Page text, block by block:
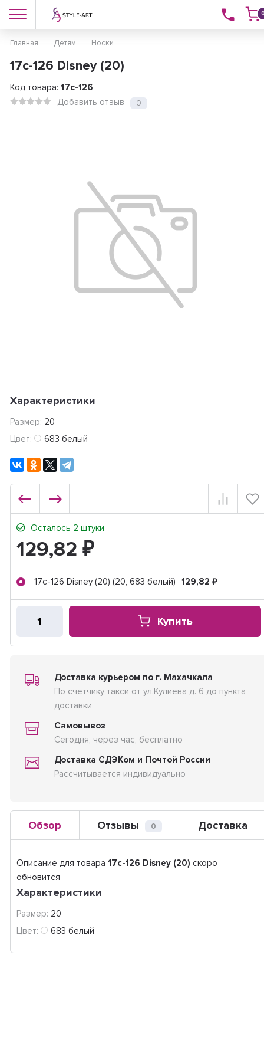
Главная Детям Носки
17с-126 Disney (20)
Код товара: 17с-126
Добавить отзыв
0
Характеристики
Размер: 20
Цвет:
683 белый
Осталось 2 штуки
129,82 ₽
17с-126 Disney (20) (20, 683 белый) 129,82 ₽
Купить
Доставка курьером по г. Махачкала
По счетчику такси от ул.Кулиева д. 6 до пункта
доставки
Самовывоз
Сегодня, через час, бесплатно
Доставка СДЭКом и Почтой России
Рассчитывается индивидуально
Обзор Отзывы 0 Доставка
Описание для товара 17с-126 Disney (20) скоро
обновится
Характеристики
Размер: 20
Цвет:
683 белый